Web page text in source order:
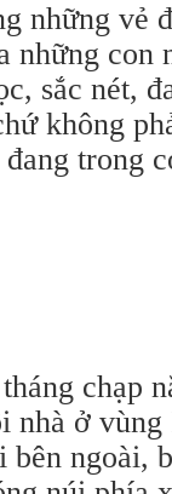
những vẻ
những con
sắc nét,
không
trong
chạp
nhà ở
ngoài,